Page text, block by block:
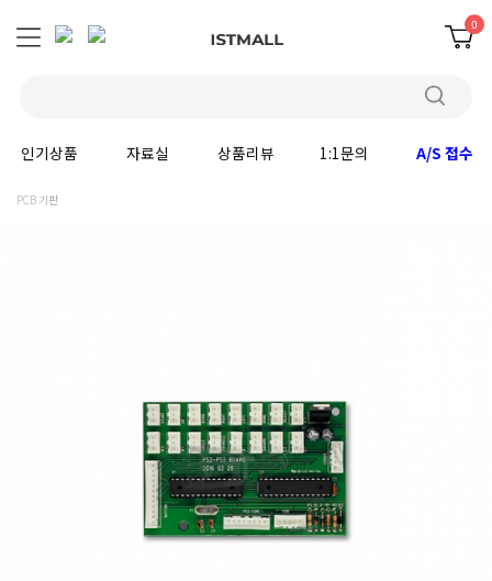
0
인기상품 자료실 상품리뷰 1:1문의 A/S 접수
PCB 기판